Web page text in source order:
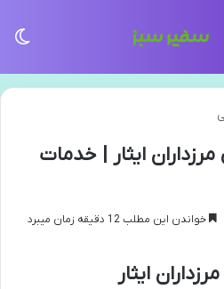
ایثار | خدمات
خواندن این مطلب 12 دقیقه زمان میبرد
ایثار